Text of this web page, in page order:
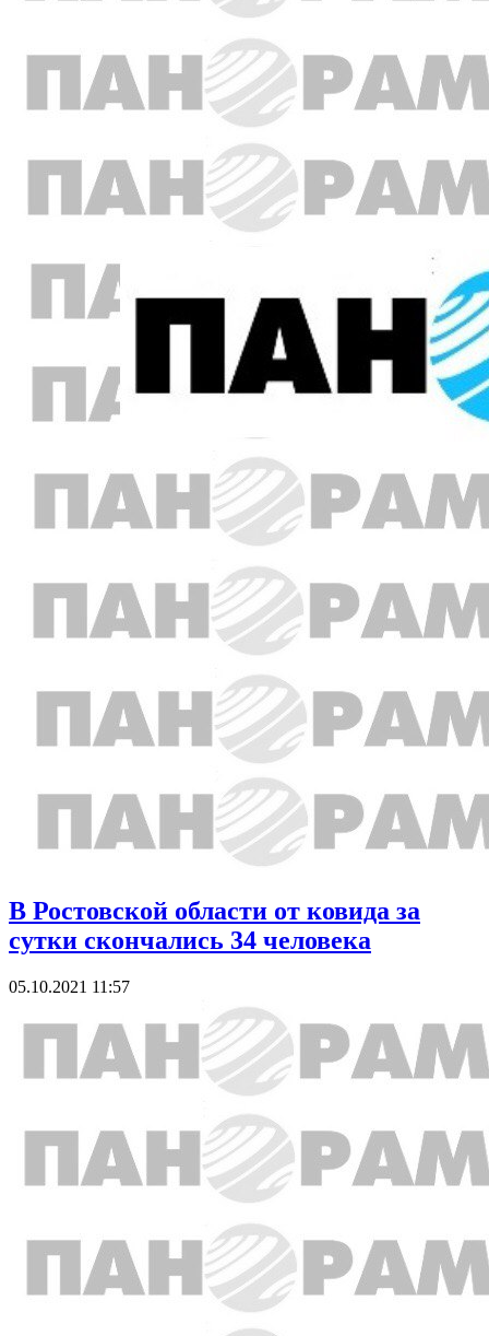
В Ростовской области от ковида за
сутки скончались 34 человека
05.10.2021 11:57